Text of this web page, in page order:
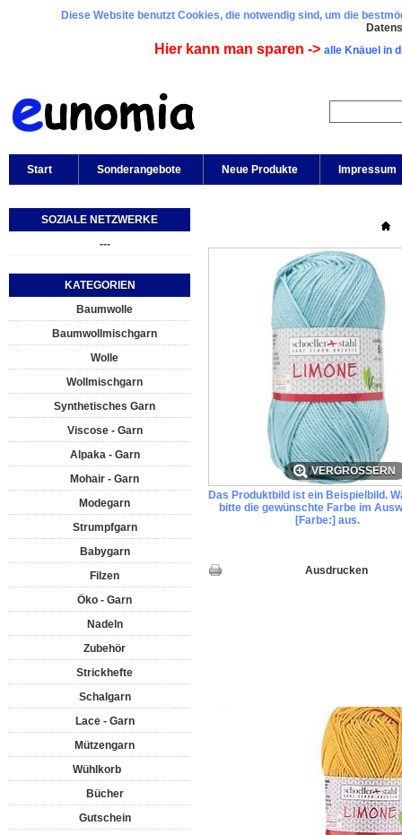
Diese Website benutzt Cookies, die notwendig sind, um die
Hier kann man sparen -> alle Knäuel in
Start Sonderangebote Neue Produkte Impressum
SOZIALE NETZWERKE
---
KATEGORIEN
Baumwolle
Baumwollmischgarn
Wolle
Wollmischgarn
Synthetisches Garn
Viscose - Garn
Alpaka - Garn
Mohair - Garn
Modegarn
Strumpfgarn
Babygarn
Filzen
Öko - Garn
Nadeln
Zubehör
Strickhefte
Schalgarn
Lace - Garn
Mützengarn
Wühlkorb
Bücher
Gutschein
VERGRÖSSERN
Das Produktbild ist ein Beispielbild.
bitte die gewünschte Farbe im
[Farbe:] aus.
Ausdrucken